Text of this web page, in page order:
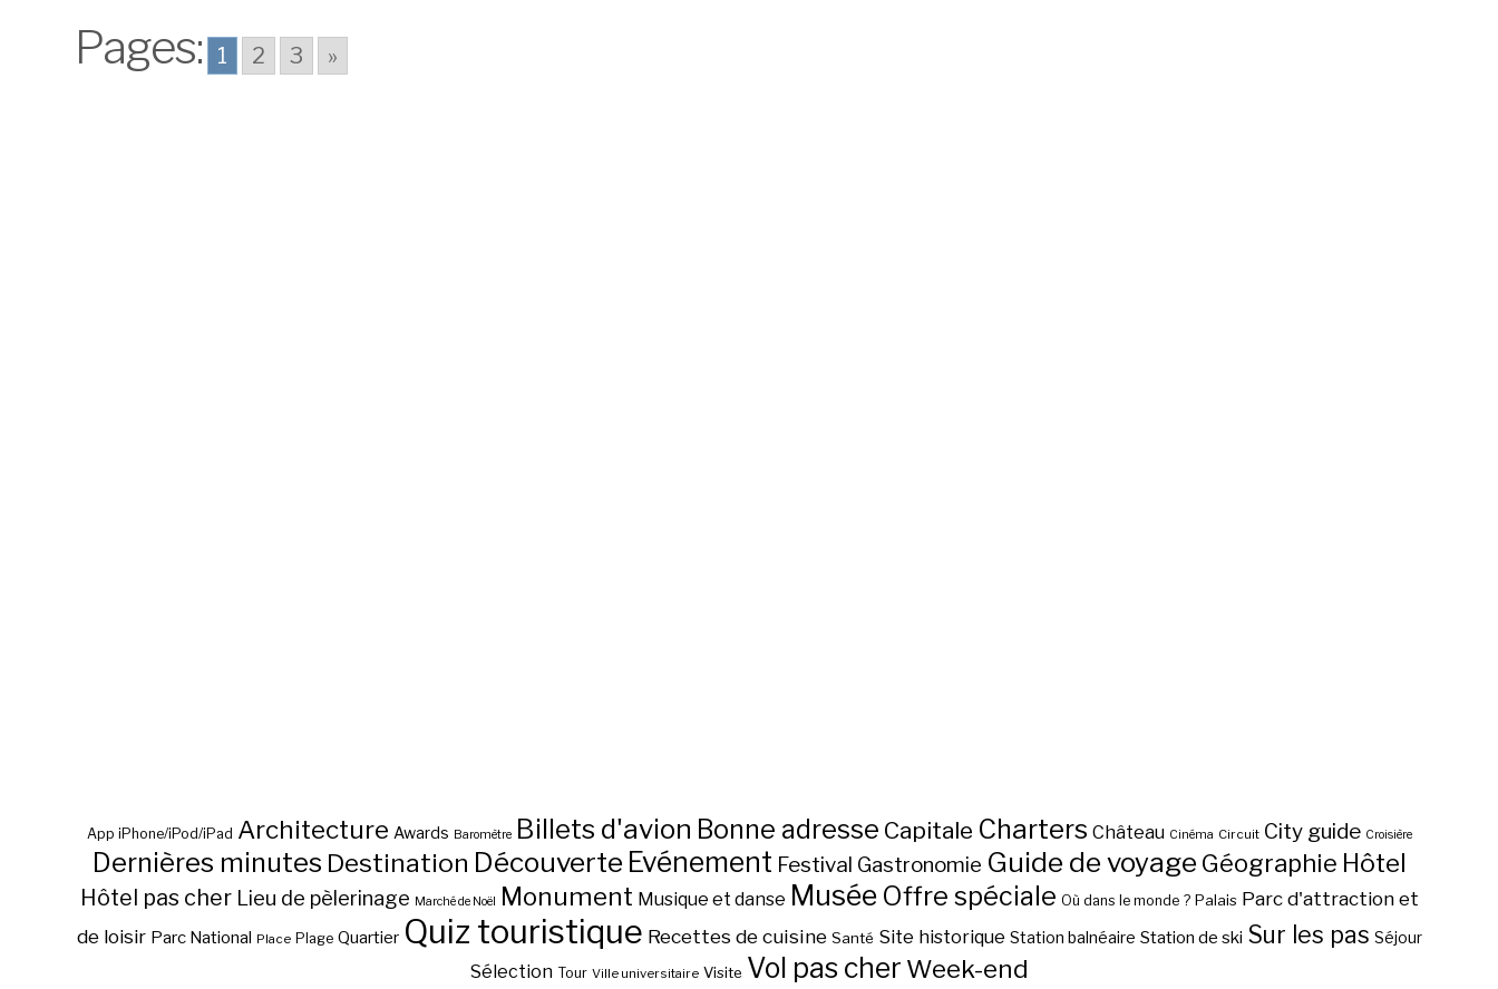
Pages: 1 2 3 »
App iPhone/iPod/iPad Architecture Awards Baromètre Billets d'avion Bonne adresse Capitale Charters Château Cinéma Circuit City guide Croisière
Dernières minutes Destination Découverte Evénement Festival Gastronomie Guide de voyage Géographie Hôtel
Hôtel pas cher Lieu de pèlerinage Marché de Noël Monument Musique et danse Musée Offre spéciale Où dans le monde ? Palais Parc d'attraction et
de loisir Parc National Place Plage Quartier Quiz touristique Recettes de cuisine Santé Site historique Station balnéaire Station de ski Sur les pas Séjour
Sélection Tour Ville universitaire Visite Vol pas cher Week-end